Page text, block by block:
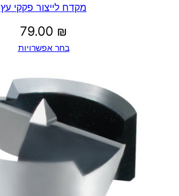
מקדח לייצור פקקי עץ
79.00 ₪
בחר אפשרויות